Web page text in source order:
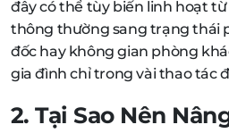
đây có thể tùy biến linh hoạt
thông thường sang trạng thái
đốc hay không gian phòng
gia đình chỉ trong vài thao tác
2. Tại Sao Nên